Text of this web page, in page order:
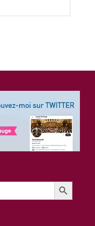
Search Button